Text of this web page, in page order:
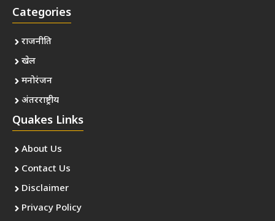
Categories
राजनीति
खेल
मनोरंजन
अंतरराष्ट्रीय
Quakes Links
About Us
Contact Us
Disclaimer
Privacy Policy